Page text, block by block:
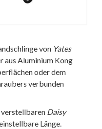
von Yates
aus Aluminium Kong
oder dem
verbunden
verstellbaren Daisy
Länge.